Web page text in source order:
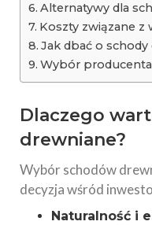
Alternatywy dla
Koszty związane
Jak dbać o schody
Wybór
Dlaczego
drewniane?
Wybór schodów
decyzja wśród
Naturalność i